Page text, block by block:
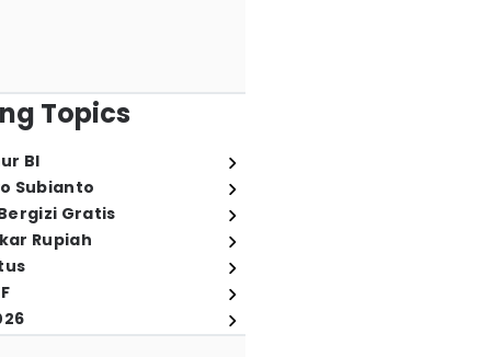
Topics
BI
Subianto
Gratis
Rupiah